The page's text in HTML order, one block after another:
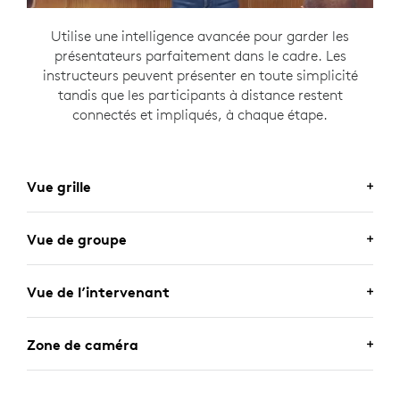
Utilise une intelligence avancée pour garder les
présentateurs parfaitement dans le cadre. Les
instructeurs peuvent présenter en toute simplicité
tandis que les participants à distance restent
connectés et impliqués, à chaque étape.
Vue grille
Vue de groupe
Vue de l’intervenant
Zone de caméra